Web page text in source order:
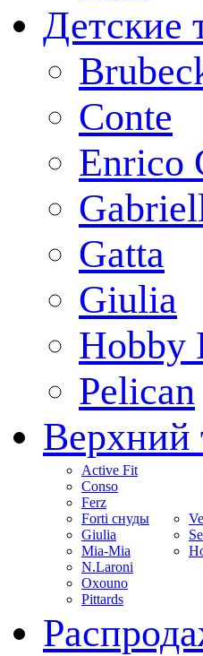
Детские
Conte
Enrico
Gatta
Giulia
Hobby
Pelican
Верхний
Active Fit
Conso
Ferz
Forti снуды
Giulia
Mia-Mia
N.Laroni
Oxouno
Pittards